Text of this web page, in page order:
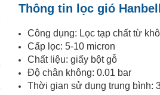
Thông tin lọc gió
Công dụng: Lọc tạp chất từ
Cấp lọc: 5-10 micron
Chất liệu: giấy bột gỗ
Độ chân không: 0.01 bar
Thời gian sử dụng trung bình: